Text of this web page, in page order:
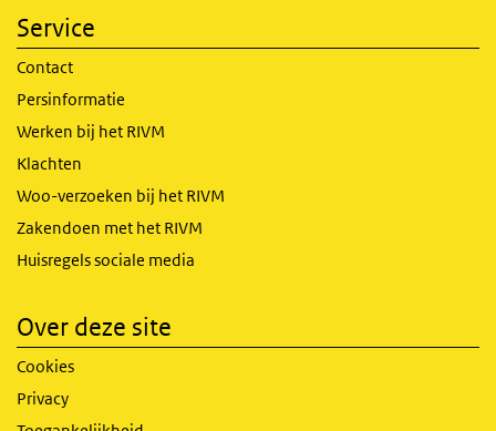
Service
Contact
Persinformatie
Werken bij het RIVM
Klachten
Woo-verzoeken bij het RIVM
Zakendoen met het RIVM
Huisregels sociale media
Over deze site
Cookies
Privacy